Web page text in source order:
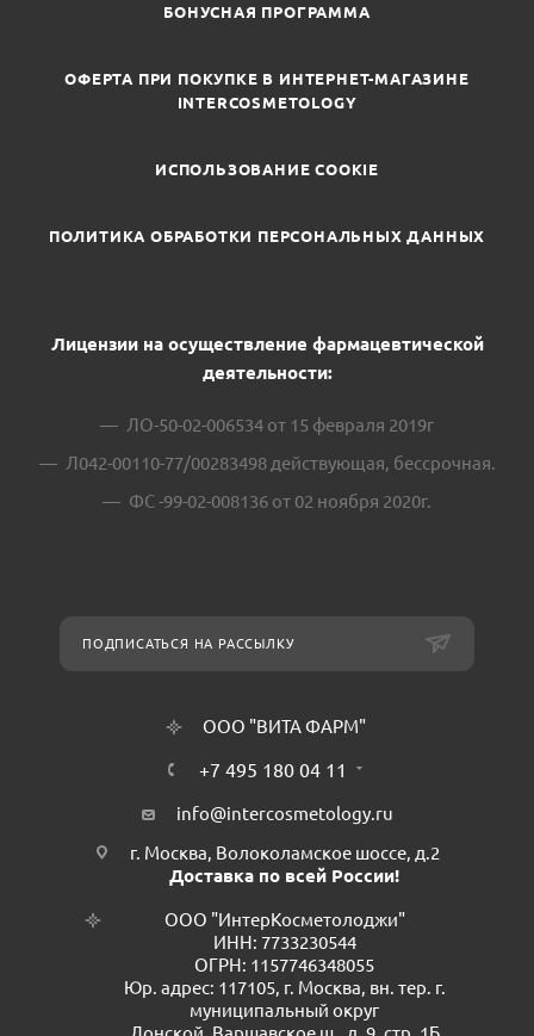
БОНУСНАЯ ПРОГРАММА
ОФЕРТА ПРИ ПОКУПКЕ В ИНТЕРНЕТ-МАГАЗИНЕ
INTERCOSMETOLOGY
ИСПОЛЬЗОВАНИЕ COOKIE
ПОЛИТИКА ОБРАБОТКИ ПЕРСОНАЛЬНЫХ ДАННЫХ
Лицензии на осуществление фармацевтической
деятельности:
ЛО-50-02-006534 от 15 февраля 2019г
Л042-00110-77/00283498 действующая, бессрочная.
ФС -99-02-008136 от 02 ноября 2020г.
ПОДПИСАТЬСЯ НА РАССЫЛКУ
ООО "ВИТА ФАРМ"
+7 495 180 04 11
info@intercosmetology.ru
г. Москва, Волоколамское шоссе, д.2
Доставка по всей России!
ООО "ИнтерКосметолоджи"
ИНН: 7733230544
ОГРН: 1157746348055
Юр. адрес: 117105, г. Москва, вн. тер. г.
муниципальный округ